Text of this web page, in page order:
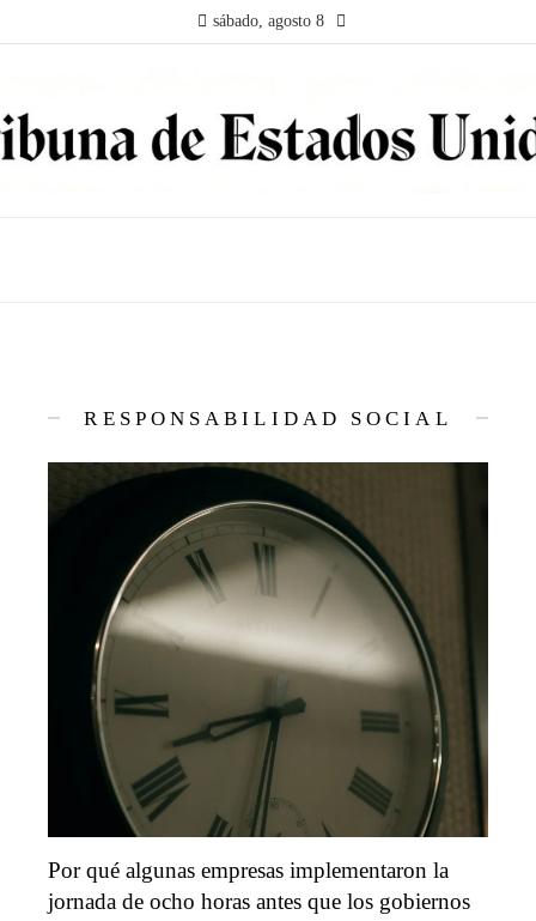
sábado, agosto 8
RESPONSABILIDAD SOCIAL
Por qué algunas empresas implementaron la
jornada de ocho horas antes que los gobiernos